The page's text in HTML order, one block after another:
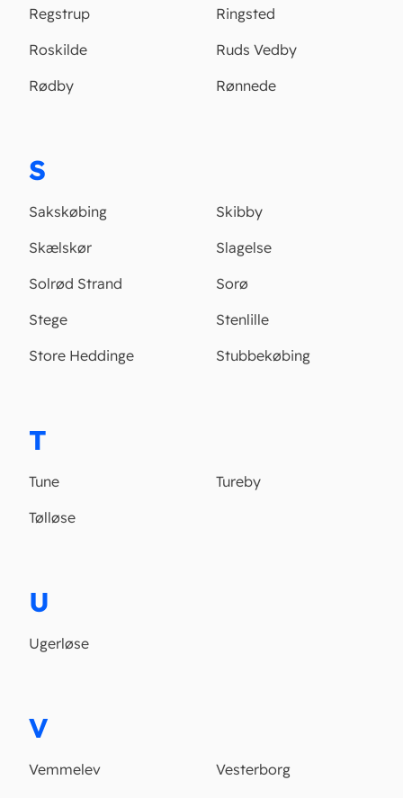
Regstrup
Ringsted
Roskilde
Ruds Vedby
Rødby
Rønnede
S
Sakskøbing
Skibby
Skælskør
Slagelse
Solrød Strand
Sorø
Stege
Stenlille
Store Heddinge
Stubbekøbing
T
Tune
Tureby
Tølløse
U
Ugerløse
V
Vemmelev
Vesterborg